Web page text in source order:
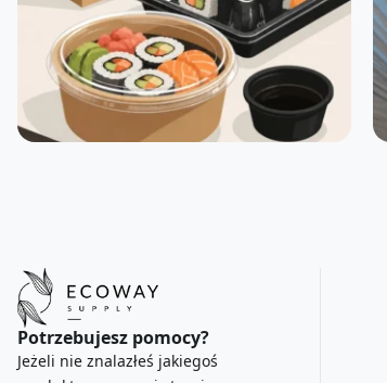
Potrzebujesz pomocy?
Jeżeli nie znalazłeś jakiegoś